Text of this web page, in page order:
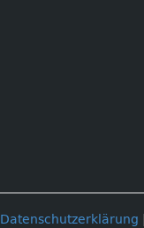
Datenschutzerklärung